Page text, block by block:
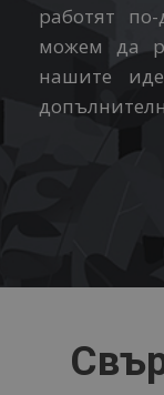
работят
можем да
нашите